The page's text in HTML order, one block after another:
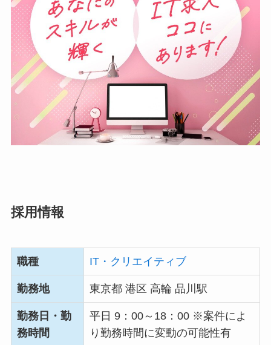
採用情報
職種 IT・クリエイティブ
勤務地 東京都 港区 高輪 品川駅
勤務日・勤
務時間
平日 9：00～18：00 ※案件によ
り勤務時間に変動の可能性有